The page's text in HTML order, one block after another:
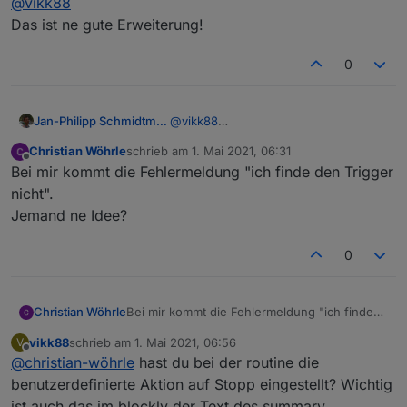
Nun erstellt ihr ein Skript. In
diesem fügt ihr einen Trigger auf
Änderungen des Datenpunkts
"history/summary" hinzu. In
summary steht die letzte
Das ist ne gute Erweiterung!
0
Jan-Philipp Schmidtmann @vikk88
Offline
Christian Wöhrleschrieb am 1. Mai 2021, 06:31
zuletzt editiert von
Bei mir kommt die Fehlermeldung "ich finde den Trigger
nicht".
Jemand ne Idee?
0
Christian WöhrleBei mir kommt die Fehlermeldung "ich finde
Jemand ne Idee?
V
Offline
vikk88schrieb am 1. Mai 2021, 06:56
zuletzt editiert von
@christian-wöhrle hast du bei der routine die
benutzerdefinierte Aktion auf Stopp eingestellt? Wichtig